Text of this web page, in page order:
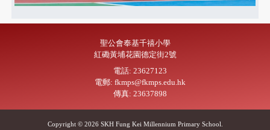
聖公會奉基千禧小學
紅磡黃埔花園德定街2號
電話: 23627123
電郵: fkmps@fkmps.edu.hk
傳真: 23637898
Copyright © 2026 SKH Fung Kei Millennium Primary School.